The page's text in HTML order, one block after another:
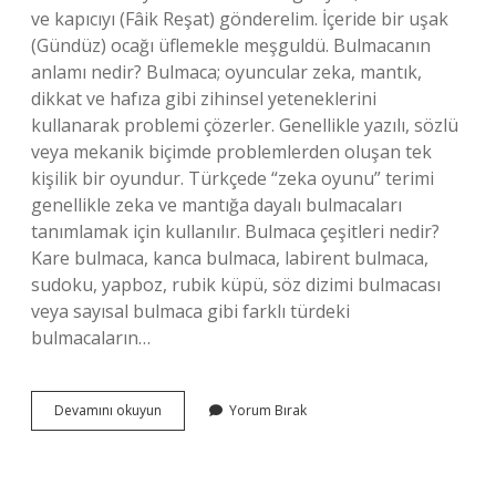
ve kapıcıyı (Fâik Reşat) gönderelim. İçeride bir uşak
(Gündüz) ocağı üflemekle meşguldü. Bulmacanın
anlamı nedir? Bulmaca; oyuncular zeka, mantık,
dikkat ve hafıza gibi zihinsel yeteneklerini
kullanarak problemi çözerler. Genellikle yazılı, sözlü
veya mekanik biçimde problemlerden oluşan tek
kişilik bir oyundur. Türkçede “zeka oyunu” terimi
genellikle zeka ve mantığa dayalı bulmacaları
tanımlamak için kullanılır. Bulmaca çeşitleri nedir?
Kare bulmaca, kanca bulmaca, labirent bulmaca,
sudoku, yapboz, rubik küpü, söz dizimi bulmacası
veya sayısal bulmaca gibi farklı türdeki
bulmacaların…
Devamını okuyun
Ne
Yorum Bırak